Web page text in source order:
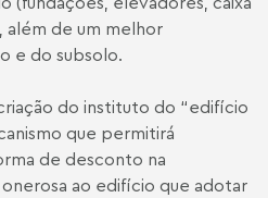
além de um melhor
e do subsolo.
do instituto do “edifício
que permitirá
de desconto na
ao edifício que adotar